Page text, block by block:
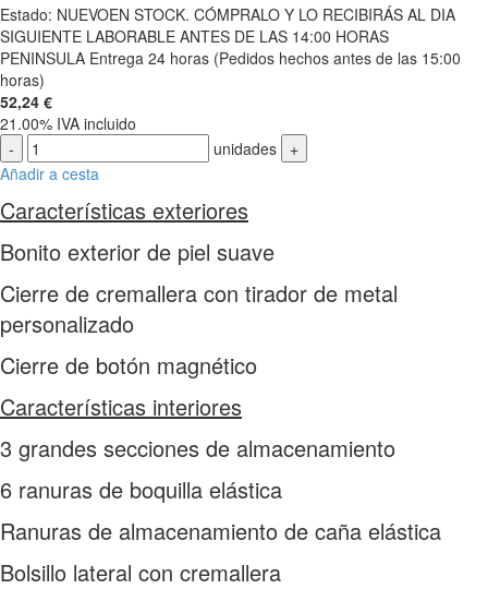
Estado: NUEVOEN STOCK. CÓMPRALO Y LO RECIBIRÁS AL DIA
SIGUIENTE LABORABLE ANTES DE LAS 14:00 HORAS
PENINSULA Entrega 24 horas (Pedidos hechos antes de las 15:00
horas)
52,24 €
21.00% IVA incluido
-
unidades
+
Añadir a cesta
Características exteriores
Bonito exterior de piel suave
Cierre de cremallera con tirador de metal
personalizado
Cierre de botón magnético
Características interiores
3 grandes secciones de almacenamiento
6 ranuras de boquilla elástica
Ranuras de almacenamiento de caña elástica
Bolsillo lateral con cremallera